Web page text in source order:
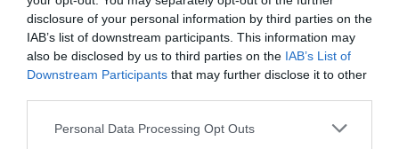
disclosure of your personal information by third parties on the
IAB’s list of downstream participants. This information may
also be disclosed by us to third parties on the IAB’s List of
Downstream Participants that may further disclose it to other
Personal Data Processing Opt Outs